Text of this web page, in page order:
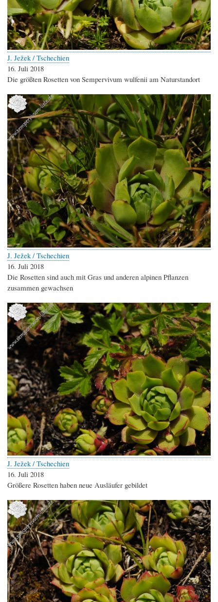
J. Ježek / Tschechien
16. Juli 2018
Die größten Rosetten von Sempervivum wulfenii am Naturstandort
J. Ježek / Tschechien
16. Juli 2018
Die Rosetten sind auch mit Gras und anderen alpinen Pflanzen
zusammen gewachsen
J. Ježek / Tschechien
16. Juli 2018
Größere Rosetten haben neue Ausläufer gebildet